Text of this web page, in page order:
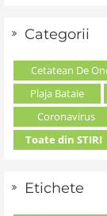
Categorii
Cetatean De
Plaja Bataie
Coronavirus
Toate din STIRI
Etichete